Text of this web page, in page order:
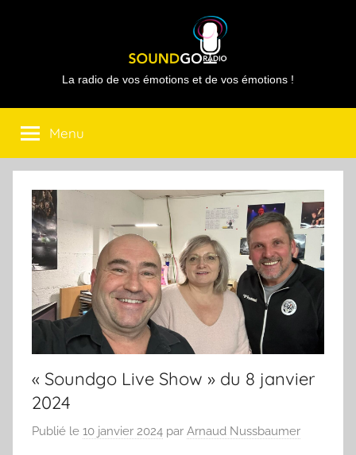
Sound
Go
Radio
La radio de vos émotions et de vos émotions !
Menu
« Soundgo Live Show » du 8 janvier
2024
Publié le 10 janvier 2024 par Arnaud Nussbaumer